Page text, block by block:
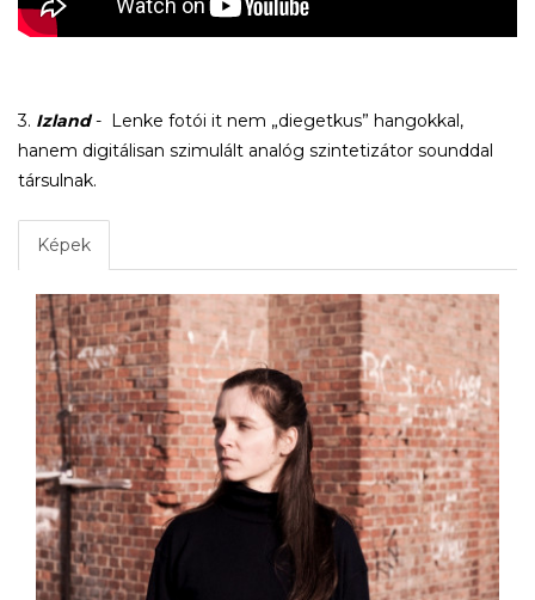
3. Izland- Lenke fotói it nem „diegetkus” hangokkal,
hanem digitálisan szimulált analóg szintetizátor sounddal
társulnak.
Képek